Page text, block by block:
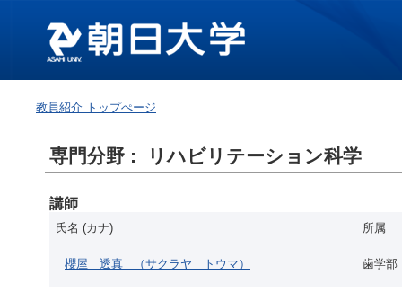
教員紹介 トップぺージ
専門分野 : リハビリテーション科学
講師
氏名 (カナ) 所属
櫻屋 透真 （サクラヤ トウマ） 歯学部